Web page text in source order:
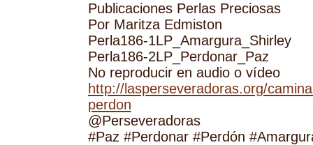
Publicaciones Perlas Preciosas
Por Maritza Edmiston
Perla186-1LP_Amargura_Shirley
Perla186-2LP_Perdonar_Paz
No reproducir en audio o vídeo
http://lasperseveradoras.org/
perdon
@Perseveradoras
#Paz #Perdonar #Perdón